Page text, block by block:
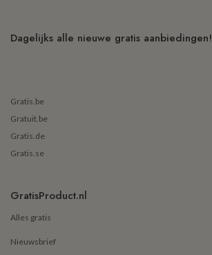
Dagelijks alle nieuwe gratis aanbiedingen!
Gratis.be
Gratuit.be
Gratis.de
Gratis.se
GratisProduct.nl
Alles gratis
Nieuwsbrief